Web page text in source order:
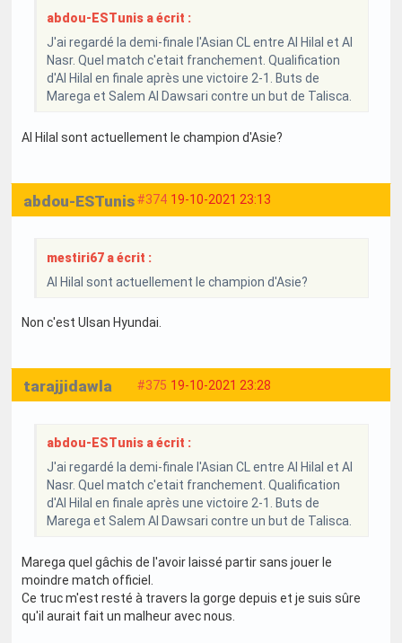
abdou-ESTunis a écrit :
J'ai regardé la demi-finale l'Asian CL entre Al Hilal et Al
Nasr. Quel match c'etait franchement. Qualification
d'Al Hilal en finale après une victoire 2-1. Buts de
Marega et Salem Al Dawsari contre un but de Talisca.
Al Hilal sont actuellement le champion d'Asie?
#374 19-10-2021 23:13
abdou-ESTunis
mestiri67 a écrit :
Al Hilal sont actuellement le champion d'Asie?
Non c'est Ulsan Hyundai.
#375 19-10-2021 23:28
tarajjidawla
abdou-ESTunis a écrit :
J'ai regardé la demi-finale l'Asian CL entre Al Hilal et Al
Nasr. Quel match c'etait franchement. Qualification
d'Al Hilal en finale après une victoire 2-1. Buts de
Marega et Salem Al Dawsari contre un but de Talisca.
Marega quel gâchis de l'avoir laissé partir sans jouer le
moindre match officiel.
Ce truc m'est resté à travers la gorge depuis et je suis sûre
qu'il aurait fait un malheur avec nous.